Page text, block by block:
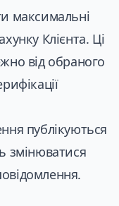
максимальні
Клієнта. Ці
від обраного
публікуються
змінюватися